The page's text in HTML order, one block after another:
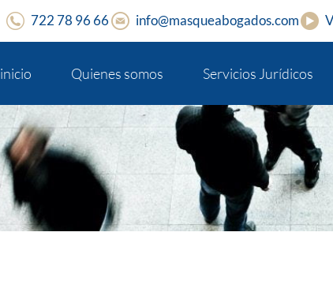
722 78 96 66 info@masqueabogados.com
inicio Quienes somos Servicios Jurídicos